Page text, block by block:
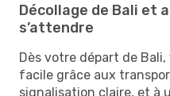
Décollage de Bali et
s’attendre
Dès votre départ de
facile grâce aux
signalisation claire, et à